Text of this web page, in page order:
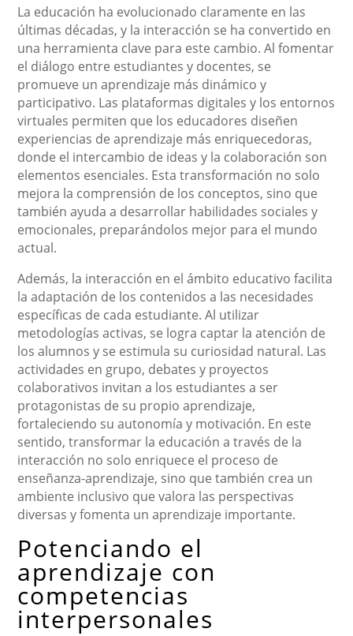
La educación ha evolucionado claramente en las
últimas décadas, y la interacción se ha convertido en
una herramienta clave para este cambio. Al fomentar
el diálogo entre estudiantes y docentes, se
promueve un aprendizaje más dinámico y
participativo. Las plataformas digitales y los entornos
virtuales permiten que los educadores diseñen
experiencias de aprendizaje más enriquecedoras,
donde el intercambio de ideas y la colaboración son
elementos esenciales. Esta transformación no solo
mejora la comprensión de los conceptos, sino que
también ayuda a desarrollar habilidades sociales y
emocionales, preparándolos mejor para el mundo
actual.
Además, la interacción en el ámbito educativo facilita
la adaptación de los contenidos a las necesidades
específicas de cada estudiante. Al utilizar
metodologías activas, se logra captar la atención de
los alumnos y se estimula su curiosidad natural. Las
actividades en grupo, debates y proyectos
colaborativos invitan a los estudiantes a ser
protagonistas de su propio aprendizaje,
fortaleciendo su autonomía y motivación. En este
sentido, transformar la educación a través de la
interacción no solo enriquece el proceso de
enseñanza-aprendizaje, sino que también crea un
ambiente inclusivo que valora las perspectivas
diversas y fomenta un aprendizaje importante.
Potenciando el
aprendizaje con
competencias
interpersonales